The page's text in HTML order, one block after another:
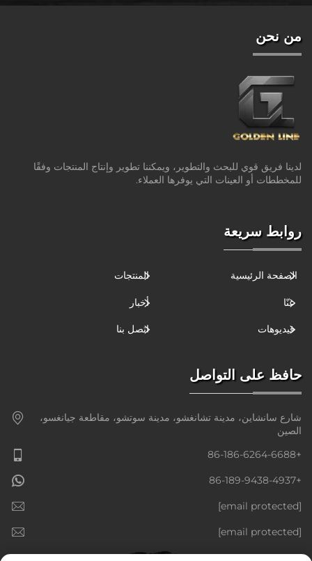
من نحن
لدينا فريق قوي للبحث والتطوير، ويمكننا تطوير وإنتاج المنتجات وفقًا
للمخططات أو العينات التي يوفرها العملاء.
روابط سريعة
الصفحة الرئيسية المنتجات
عنّا أخبار
فيديوهات اتصل بنا
حافظ على التواصل
شارع سانشاين، مدينة تشانغشو، مدينة سوتشو، مقاطعة جيانغسو،
الصين
+86-186-6264-6688
+86-189-9438-4937
[email protected]
[email protected]